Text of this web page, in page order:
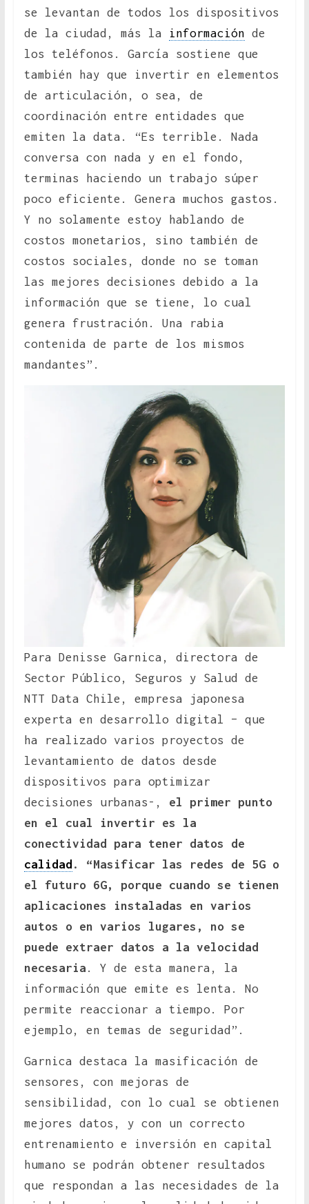
se levantan de todos los dispositivos
de la ciudad, más la
información de
los teléfonos. García sostiene que
también hay que invertir en elementos
de articulación, o sea, de
coordinación entre entidades que
emiten la data. “Es terrible. Nada
conversa con nada y en el fondo,
terminas haciendo un trabajo súper
poco eficiente. Genera muchos gastos.
Y no solamente estoy hablando de
costos monetarios, sino también de
costos sociales, donde no se toman
las mejores decisiones debido a la
información que se tiene, lo cual
genera frustración. Una rabia
contenida de parte de los mismos
mandantes”.
Para Denisse Garnica, directora de
Sector Público, Seguros y Salud de
NTT Data Chile, empresa japonesa
experta en desarrollo digital – que
ha realizado varios proyectos de
levantamiento de datos desde
dispositivos para optimizar
decisiones urbanas-,
el primer punto
en el cual invertir es la
conectividad para tener datos de
calidad . “Masificar las redes de 5G o
el futuro 6G, porque cuando se tienen
aplicaciones instaladas en varios
autos o en varios lugares, no se
puede extraer datos a la velocidad
necesaria . Y de esta manera, la
información que emite es lenta. No
permite reaccionar a tiempo. Por
ejemplo, en temas de seguridad”.
Garnica destaca la masificación de
sensores, con mejoras de
sensibilidad, con lo cual se obtienen
mejores datos, y con un correcto
entrenamiento e inversión en capital
humano se podrán obtener resultados
que respondan a las necesidades de la